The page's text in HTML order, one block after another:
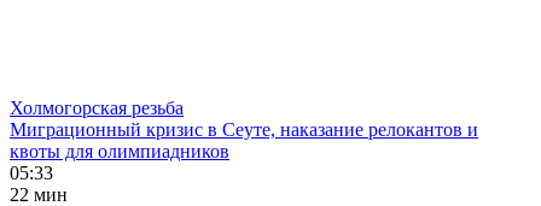
Холмогорская резьба
Миграционный кризис в Сеуте, наказание релокантов и
квоты для олимпиадников
05:33
22 мин